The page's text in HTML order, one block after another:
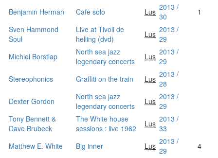
Benjamin Herman
Cafe solo Lus 2013 /
30
1
Sven Hammond
Soul
Live at Tivoli de
helling (dvd)
Lus 2013 /
29
Michiel Borstlap
North sea jazz
legendary concerts
Lus 2013 /
29
Stereophonics
Graffiti on the train Lus 2013 /
28
Dexter Gordon
North sea jazz
legendary concerts
Lus 2013 /
29
Tony Bennett &
Dave Brubeck
The White house
sessions : live 1962
Lus 2013 /
33
Matthew E. White
Big inner Lus 2013 /
29
4